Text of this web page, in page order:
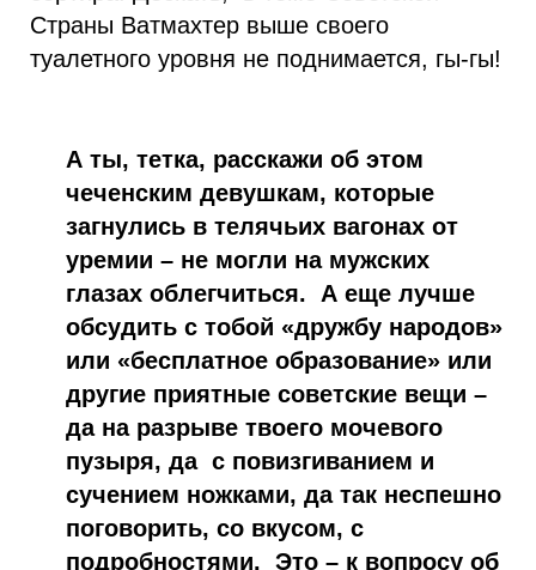
Страны Ватмахтер выше своего
туалетного уровня не поднимается, гы-гы!
А ты, тетка, расскажи об этом
чеченским девушкам, которые
загнулись в телячьих вагонах от
уремии – не могли на мужских
глазах облегчиться. А еще лучше
обсудить с тобой «дружбу народов»
или «бесплатное образование» или
другие приятные советские вещи –
да на разрыве твоего мочевого
пузыря, да с повизгиванием и
сучением ножками, да так неспешно
поговорить, со вкусом, с
подробностями. Это – к вопросу об